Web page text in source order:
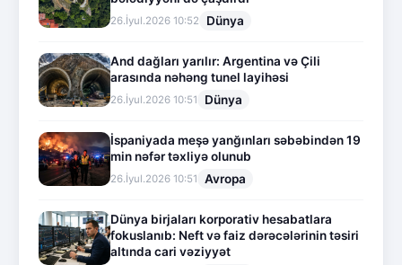
26.İyul.2026 10:52 Dünya
And dağları yarılır: Argentina və Çili
arasında nəhəng tunel layihəsi
26.İyul.2026 10:51 Dünya
İspaniyada meşə yanğınları səbəbindən 19
min nəfər təxliyə olunub
26.İyul.2026 10:51 Avropa
Dünya birjaları korporativ hesabatlara
fokuslanıb: Neft və faiz dərəcələrinin təsiri
altında cari vəziyyət